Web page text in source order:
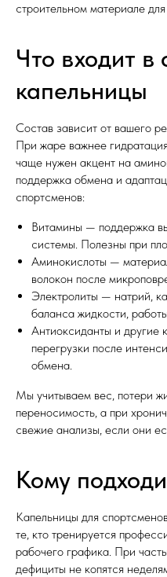
строительном материале
Что входит в
капельницы
Состав зависит от вашего
При жаре важнее
чаще нужен акцент на
поддержка обмена и
спортсменов:
Витамины — поддержка
системы. Полезны при
Аминокислоты —
волокон после
Электролиты — натрий,
баланса жидкости,
Антиоксиданты и другие
перегрузки после
обмена.
Мы учитываем вес, потери
переносимость, а при
свежие анализы, если они
Кому
Капельницы для
те, кто тренируется
рабочего графика. При
дефициты не копятся